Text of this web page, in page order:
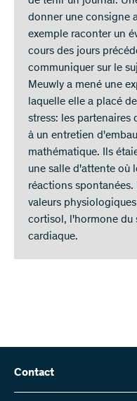
donner une consigne
exemple raconter un
cours des jours
communiquer sur le
Meuwly a mené une
laquelle elle a placé
stress: les partenaires
à un entretien
mathématique. Ils
une salle d'attente où
réactions
valeurs
cortisol, l'hormone du
cardiaque.
Contact
Fonds national suisse (FNS)